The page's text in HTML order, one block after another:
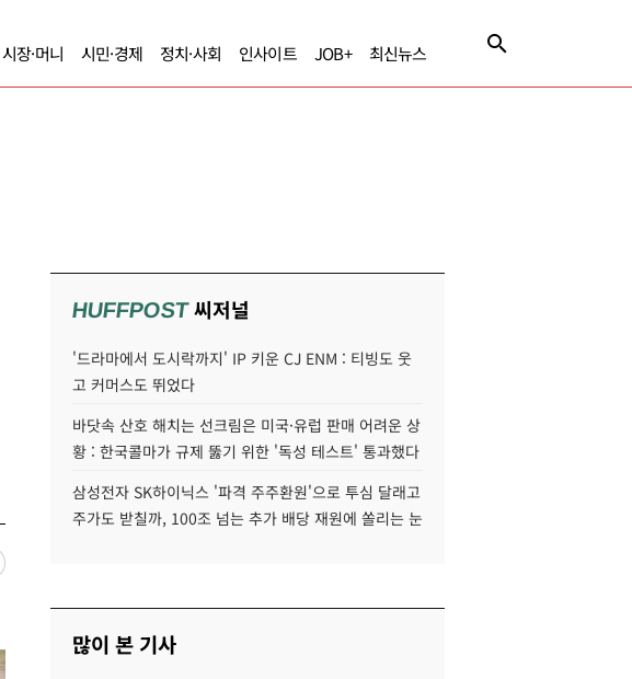
시장·머니 시민·경제 정치·사회 인사이트 JOB+ 최신뉴스
HUFFPOST씨저널
'드라마에서 도시락까지' IP 키운 CJ ENM : 티빙도 웃
고 커머스도 뛰었다
바닷속 산호 해치는 선크림은 미국·유럽 판매 어려운 상
황 : 한국콜마가 규제 뚫기 위한 '독성 테스트' 통과했다
삼성전자 SK하이닉스 '파격 주주환원'으로 투심 달래고
주가도 받칠까, 100조 넘는 추가 배당 재원에 쏠리는 눈
많이 본 기사